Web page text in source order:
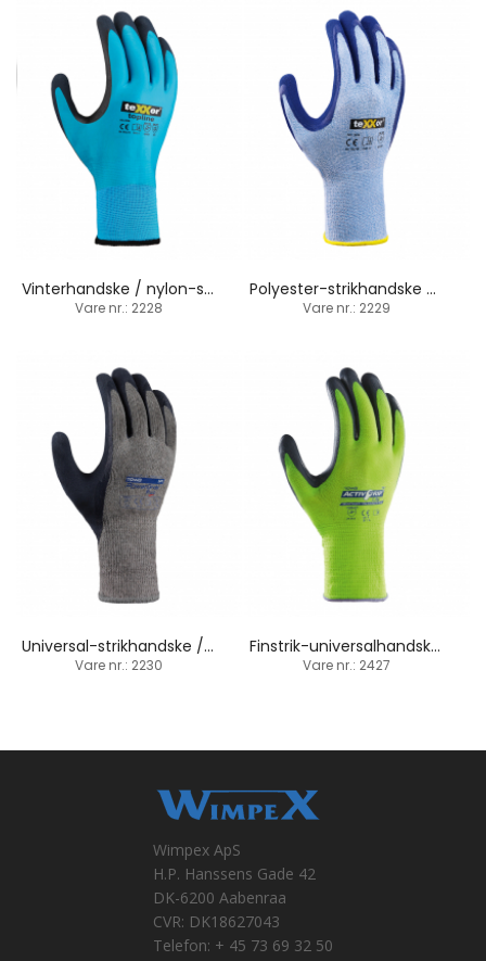
Vinterhandske / nylon-strik / sand-latexbelægning
Vare nr.: 2228
Polyester-strikhandske / sand-latexbelægning
Vare nr.: 2229
Universal-strikhandske / latex-håndfladebelægning
Vare nr.: 2230
Finstrik-universalhandske / latex-håndfladebelægning
Vare nr.: 2427
Wimpex ApS
H.P. Hanssens Gade 42
DK-6200 Aabenraa
CVR: DK18627043
Telefon: + 45 73 69 32 50